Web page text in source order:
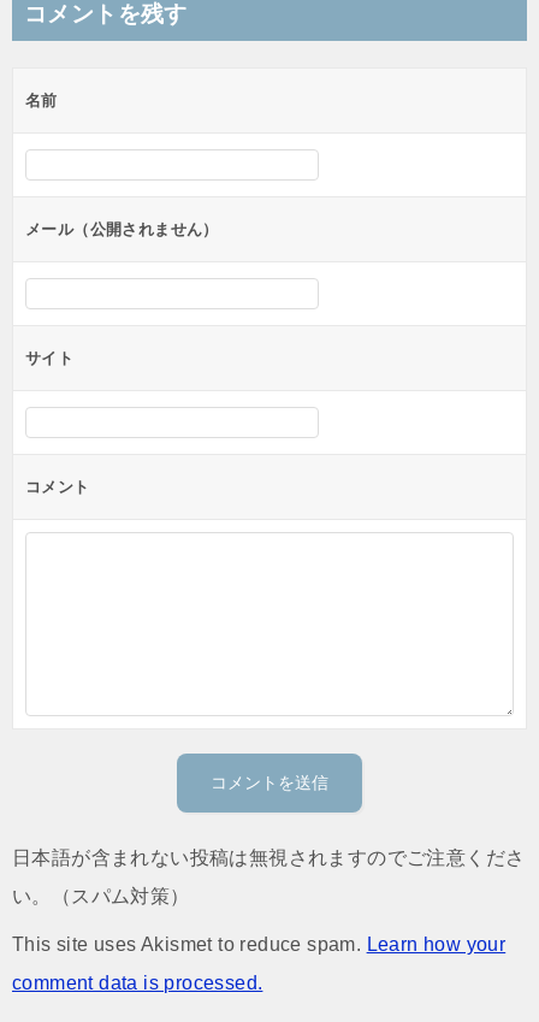
ビ
ー
シ
ン
コメントを残す
名前
メール（公開されません）
サイト
コメント
日本語が含まれない投稿は無視されますのでご注意くださ
い。（スパム対策）
This site uses Akismet to reduce spam. Learn how your
comment data is processed.